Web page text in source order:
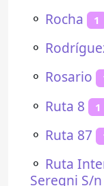
⚬ Rocha 1
⚬
⚬ Rosario
⚬ Ruta 8 1
⚬ Ruta 87
⚬ Ruta
Seregni S/